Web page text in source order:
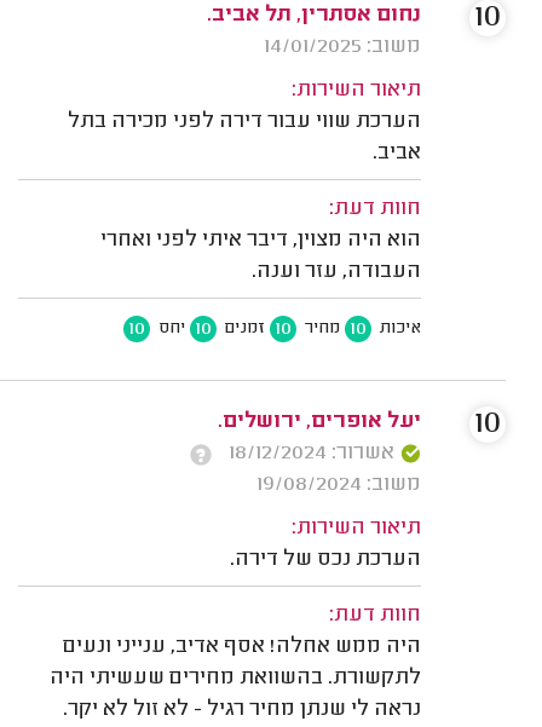
נחום אסתרין, תל אביב.
משוב: 14/01/2025
תיאור השירות:
הערכת שווי עבור דירה לפני מכירה בתל
אביב.
חוות דעת:
הוא היה מצוין, דיבר איתי לפני ואחרי
העבודה, עזר וענה.
איכות 10 מחיר 10 זמנים 10 יחס 10
10
יעל אופרים, ירושלים.
אשרור: 18/12/2024
משוב: 19/08/2024
תיאור השירות:
הערכת נכס של דירה.
חוות דעת:
היה ממש אחלה! אסף אדיב, ענייני ונעים
לתקשורת. בהשוואת מחירים שעשיתי היה
נראה לי שנתן מחיר רגיל - לא זול לא יקר.
10